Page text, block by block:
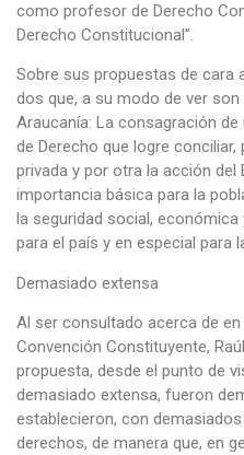
como profesor de Derecho
Derecho Constitucional”.
Sobre sus propuestas de cara
dos que, a su modo de ver
Araucanía: La consagración
de Derecho que logre
privada y por otra la acción
importancia básica para la
la seguridad social,
para el país y en especial para
Demasiado extensa
Al ser consultado acerca de
Convención Constituyente,
propuesta, desde el punto de
demasiado extensa, fueron
establecieron, con
derechos, de manera que, en